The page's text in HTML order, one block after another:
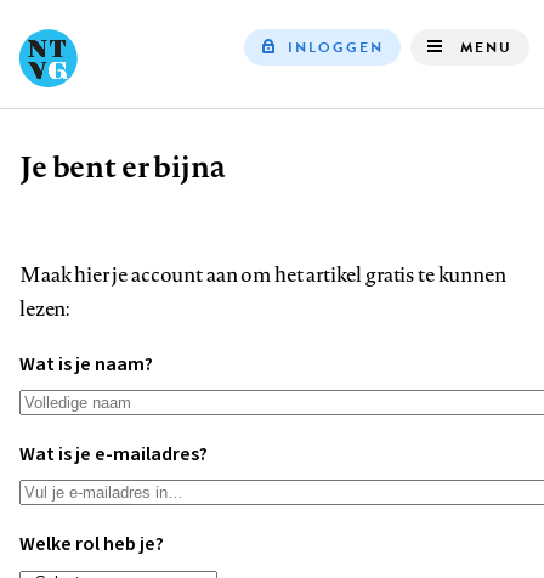
INLOGGEN MENU
Kruimelpad
Je bent er bijna
Maak hier je account aan om het artikel gratis te kunnen
lezen:
Wat is je naam?
Wat is je e-mailadres?
Welke rol heb je?